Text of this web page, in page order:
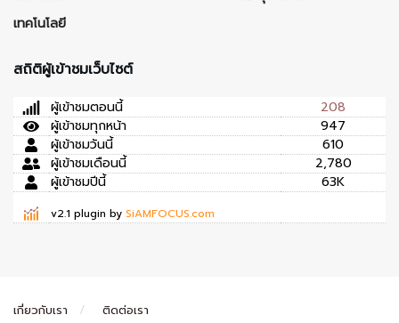
เทคโนโลยี
สถิติผู้เข้าชมเว็บไซต์
ผู้เข้าชมตอนนี้
208
ผู้เข้าชมทุกหน้า
947
ผู้เข้าชมวันนี้
610
ผู้เข้าชมเดือนนี้
2,780
ผู้เข้าชมปีนี้
63K
v2.1 plugin by SiAMFOCUS.com
เกี่ยวกับเรา ติดต่อเรา